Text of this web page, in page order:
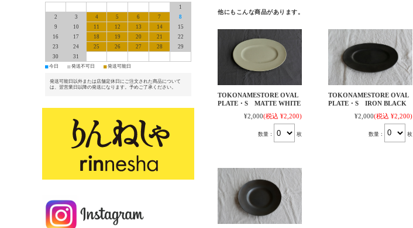
他にもこんな商品があります。
TOKONAMESTORE OVAL
PLATE・S MATTE WHITE
¥2,000(税込 ¥2,200)
数量： 枚
TOKONAMESTORE OVAL
PLATE・S IRON BLACK
¥2,000(税込 ¥2,200)
数量： 枚
1
2
3 4 5 6 7
8
9
10 11 12 13 14
15
16
17 18 19 20 21
22
23
24 25 26 27 28
29
30
31
■ 今日 ■ 発送不可日 ■ 発送可能日
発送可能日以外または店舗定休日にご注文された商品について
は、翌営業日以降の発送になります。予めご了承ください。